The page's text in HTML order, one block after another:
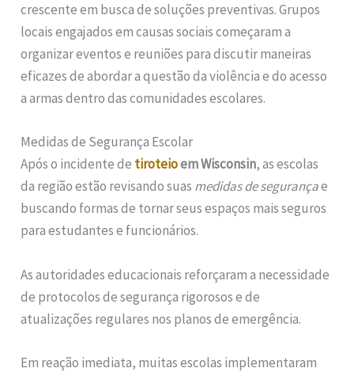
crescente em busca de soluções preventivas. Grupos
locais engajados em causas sociais começaram a
organizar eventos e reuniões para discutir maneiras
eficazes de abordar a questão da violência e do acesso
a armas dentro das comunidades escolares.
Medidas de Segurança Escolar
Após o incidente de tiroteioem Wisconsin, as escolas
da região estão revisando suas medidas de segurançae
buscando formas de tornar seus espaços mais seguros
para estudantes e funcionários.
As autoridades educacionais reforçaram a necessidade
de protocolos de segurança rigorosos e de
atualizações regulares nos planos de emergência.
Em reação imediata, muitas escolas implementaram